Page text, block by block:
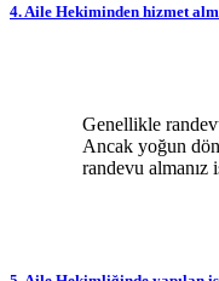
4. Aile Hekiminden hizmet
Genellikle
Ancak yoğun
randevu almanız